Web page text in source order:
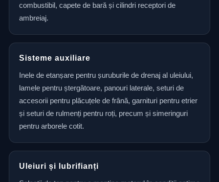
combustibil, capete de bară și cilindri receptori de
ambreiaj.
Sisteme auxiliare
Inele de etanșare pentru șuruburile de drenaj al uleiului,
lamele pentru ștergătoare, panouri laterale, seturi de
accesorii pentru plăcuțele de frână, garnituri pentru etrier
și seturi de rulmenți pentru roți, precum și simeringuri
pentru arborele cotit.
Uleiuri și lubrifianți